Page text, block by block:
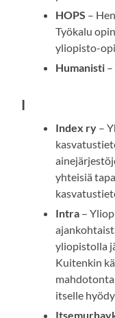
HOPS –
Työkalu
yliopisto-
Humanisti
I
Index ry –
yhteisiä
Intra –
yliopistolla
Kuitenkin
itselle